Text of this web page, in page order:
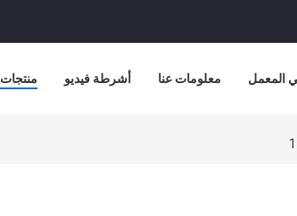
منتجات أشرطة فيديو معلومات عنا المعمل